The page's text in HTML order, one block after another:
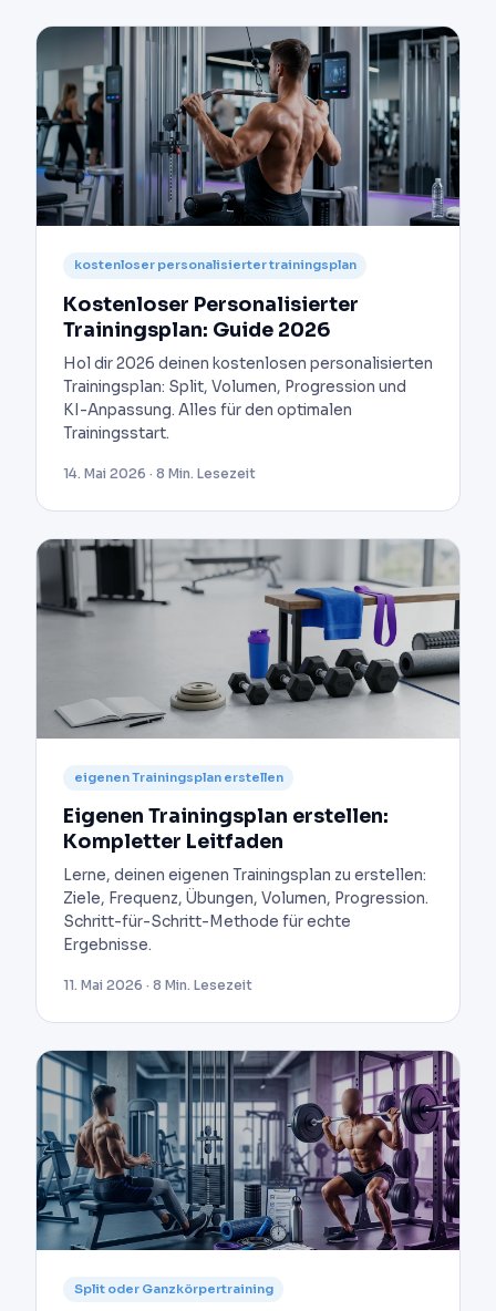
kostenloser personalisierter trainingsplan
Kostenloser Personalisierter
Trainingsplan: Guide 2026
Hol dir 2026 deinen kostenlosen personalisierten
Trainingsplan: Split, Volumen, Progression und
KI-Anpassung. Alles für den optimalen
Trainingsstart.
14. Mai 2026 · 8 Min. Lesezeit
eigenen Trainingsplan erstellen
Eigenen Trainingsplan erstellen:
Kompletter Leitfaden
Lerne, deinen eigenen Trainingsplan zu erstellen:
Ziele, Frequenz, Übungen, Volumen, Progression.
Schritt-für-Schritt-Methode für echte
Ergebnisse.
11. Mai 2026 · 8 Min. Lesezeit
Split oder Ganzkörpertraining